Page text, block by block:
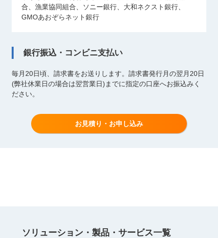
合、漁業協同組合、ソニー銀行、大和ネクスト銀行、
GMOあおぞらネット銀行
銀行振込・コンビニ支払い
毎月20日頃、請求書をお送りします。請求書発行月の翌月20日
(弊社休業日の場合は翌営業日)までに指定の口座へお振込みく
ださい。
お見積り・お申し込み
ソリューション・製品・サービス⼀覧